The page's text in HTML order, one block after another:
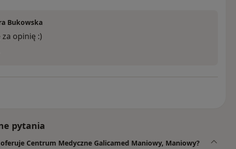
Bukowska
opinię :)
pytania
Centrum Medyczne Galicamed Maniowy, Maniowy?